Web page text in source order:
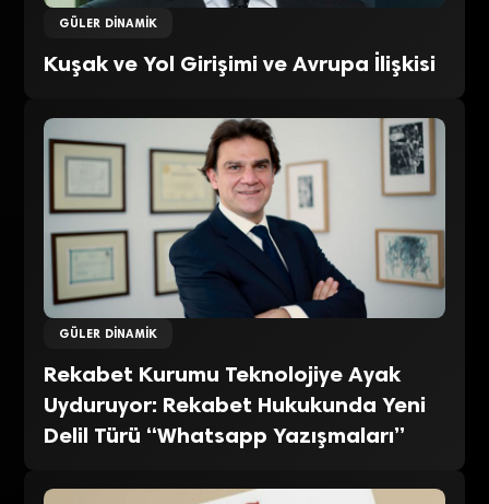
GÜLER DINAMIK
Kuşak ve Yol Girişimi ve Avrupa İlişkisi
GÜLER DINAMIK
Rekabet Kurumu Teknolojiye Ayak
Uyduruyor: Rekabet Hukukunda Yeni
Delil Türü “Whatsapp Yazışmaları”